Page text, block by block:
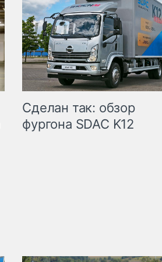
Сделан так: обзор
фургона SDAC K12